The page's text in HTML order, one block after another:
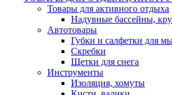
Товары для активного отдыха
Надувные бассейны,
Автотовары
Губки и салфетки для
Скребки
Щетки для снега
Инструменты
Изоляция, хомуты